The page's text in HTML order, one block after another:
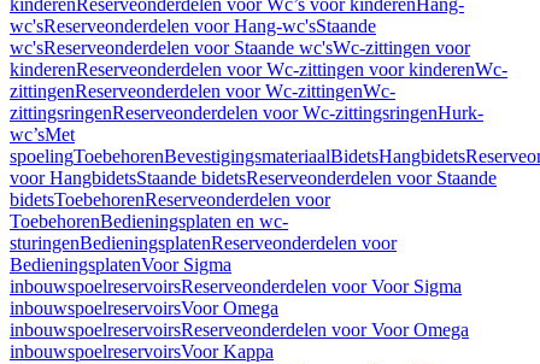
kinderenReserveonderdelen voor Wc’s voor kinderenHang-
wc'sReserveonderdelen voor Hang-wc'sStaande
wc'sReserveonderdelen voor Staande wc'sWc-zittingen voor
kinderenReserveonderdelen voor Wc-zittingen voor kinderenWc-
zittingenReserveonderdelen voor Wc-zittingenWc-
zittingsringenReserveonderdelen voor Wc-zittingsringenHurk-
wc’sMet
spoelingToebehorenBevestigingsmateriaalBidetsHangbidets
voor HangbidetsStaande bidetsReserveonderdelen voor Staande
bidetsToebehorenReserveonderdelen voor
ToebehorenBedieningsplaten en wc-
sturingenBedieningsplatenReserveonderdelen voor
BedieningsplatenVoor Sigma
inbouwspoelreservoirsReserveonderdelen voor Voor Sigma
inbouwspoelreservoirsVoor Omega
inbouwspoelreservoirsReserveonderdelen voor Voor Omega
inbouwspoelreservoirsVoor Kappa